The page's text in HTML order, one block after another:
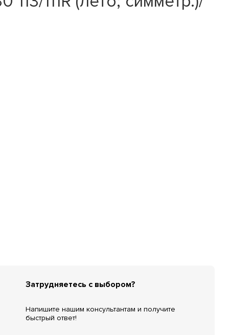
Затрудняетесь с выбором?
Напишите нашим консультантам и получите
быстрый ответ!